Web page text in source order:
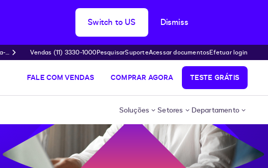
Switch to US Dismiss
Vendas (11) 3330-1000PesquisarSuporteAcessar documentosEfetuar login
FALE COM VENDAS COMPRAR AGORA TESTE GRÁTIS
Soluções Setores Departamento